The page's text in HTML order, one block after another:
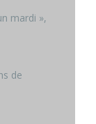
mardi »,
de